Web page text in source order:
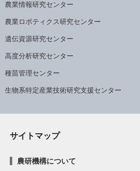
農業情報研究センター
農業ロボティクス研究センター
遺伝資源研究センター
高度分析研究センター
種苗管理センター
生物系特定産業技術研究支援センター
サイトマップ
農研機構について